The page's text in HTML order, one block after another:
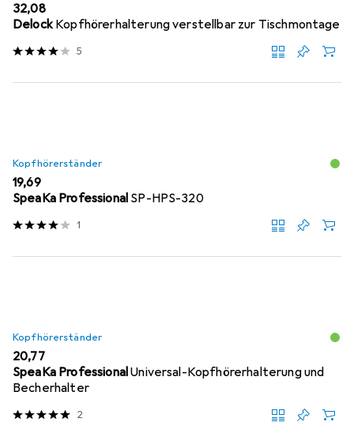
EUR
32,08
Delock Kopfhörerhalterung verstellbar zur Tischmontage
5
Kopfhörerständer
EUR
19,69
SpeaKa Professional SP-HPS-320
1
Kopfhörerständer
EUR
20,77
SpeaKa ProfessionalUniversal-Kopfhörerhalterung und
Becherhalter
2